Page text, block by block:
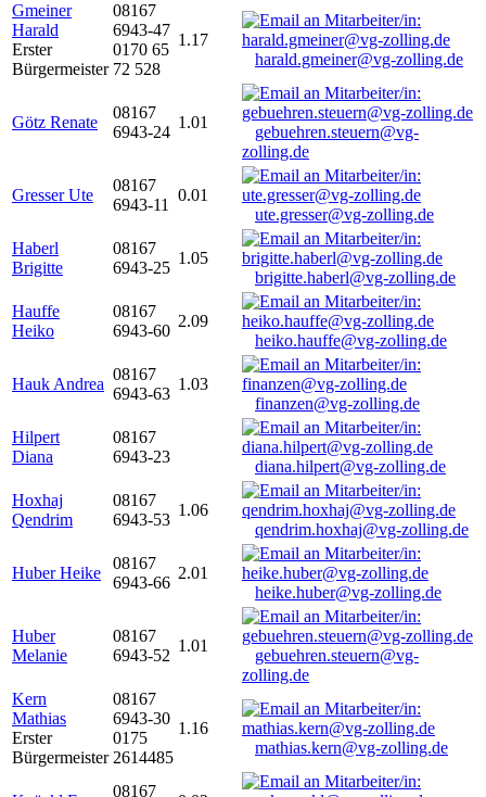
Gmeiner
Harald
Erster
Bürgermeister
08167
6943-47
0170 65
72 528
1.17
harald.gmeiner@vg-zolling.de
Götz Renate
08167
6943-24
1.01
gebuehren.steuern@vg-
zolling.de
Gresser Ute
08167
6943-11
0.01
ute.gresser@vg-zolling.de
Haberl
Brigitte
08167
6943-25
1.05
brigitte.haberl@vg-zolling.de
Hauffe
Heiko
08167
6943-60
2.09
heiko.hauffe@vg-zolling.de
Hauk Andrea
08167
6943-63
1.03
finanzen@vg-zolling.de
Hilpert
Diana
08167
6943-23
diana.hilpert@vg-zolling.de
Hoxhaj
Qendrim
08167
6943-53
1.06
qendrim.hoxhaj@vg-zolling.de
Huber Heike
08167
6943-66
2.01
heike.huber@vg-zolling.de
Huber
Melanie
08167
6943-52
1.01
gebuehren.steuern@vg-
zolling.de
Kern
Mathias
Erster
Bürgermeister
08167
6943-30
0175
2614485
1.16
mathias.kern@vg-zolling.de
08167